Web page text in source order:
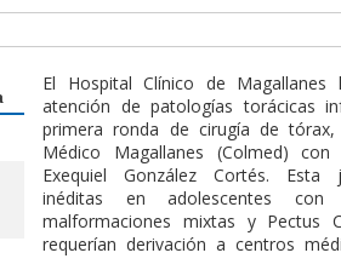
El Hospital Clínico de
atención de patologías torácicas
primera ronda de cirugía de
Médico Magallanes (Colmed)
Exequiel González Cortés.
inéditas en adolescentes con
malformaciones mixtas y Pectus
requerían derivación a centros